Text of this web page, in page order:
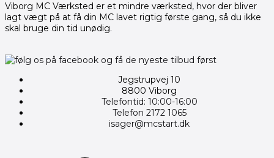
Viborg MC Værksted er et mindre værksted, hvor der bliver
lagt vægt på at få din MC lavet rigtig første gang, så du ikke
skal bruge din tid unødig.
Jegstrupvej 10
8800 Viborg
Telefontid: 10:00-16:00
Telefon 2172 1065
isager@mcstart.dk